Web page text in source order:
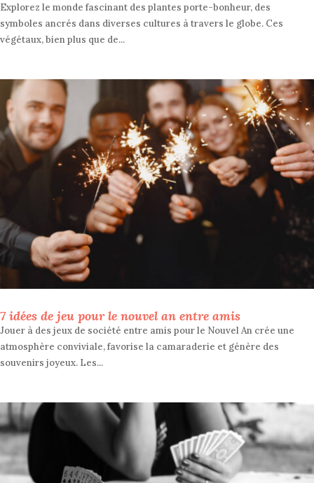
Explorez le monde fascinant des plantes porte-bonheur, des
symboles ancrés dans diverses cultures à travers le globe. Ces
végétaux, bien plus que de...
7 idées de jeu pour le nouvel an entre amis
Jouer à des jeux de société entre amis pour le Nouvel An crée une
atmosphère conviviale, favorise la camaraderie et génère des
souvenirs joyeux. Les...